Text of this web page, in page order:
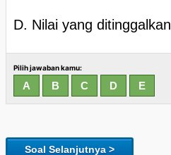
D. Nilai yang ditinggalkan
Pilih jawaban kamu:
Soal Selanjutnya >